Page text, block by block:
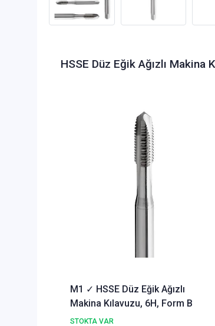
HSSE Düz Eğik Ağızlı Makina
M1 ✓ HSSE Düz Eğik Ağızlı
Makina Kılavuzu, 6H, Form B
STOKTA VAR